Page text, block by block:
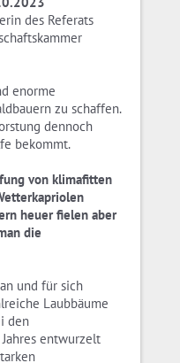
des Referats
enorme
zu schaffen.
dennoch
bekommt.
von klimafitten
heuer fielen aber
die
und für sich
Laubbäume
den
entwurzelt